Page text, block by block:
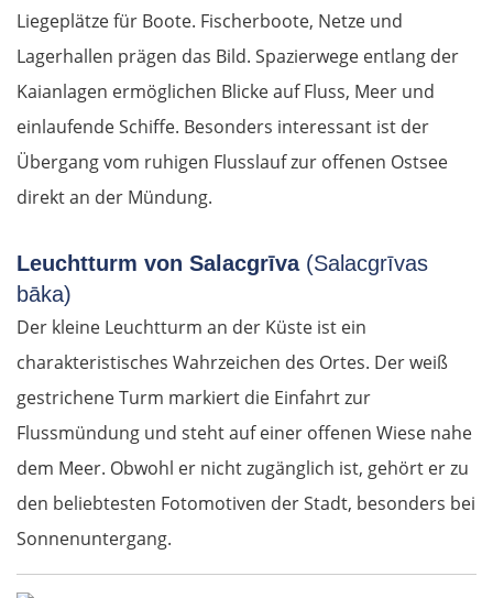
Liegeplätze für Boote. Fischerboote, Netze und
Lagerhallen prägen das Bild. Spazierwege entlang der
Kaianlagen ermöglichen Blicke auf Fluss, Meer und
einlaufende Schiffe. Besonders interessant ist der
Übergang vom ruhigen Flusslauf zur offenen Ostsee
direkt an der Mündung.
Leuchtturm von Salacgrīva (Salacgrīvas
bāka)
Der kleine Leuchtturm an der Küste ist ein
charakteristisches Wahrzeichen des Ortes. Der weiß
gestrichene Turm markiert die Einfahrt zur
Flussmündung und steht auf einer offenen Wiese nahe
dem Meer. Obwohl er nicht zugänglich ist, gehört er zu
den beliebtesten Fotomotiven der Stadt, besonders bei
Sonnenuntergang.